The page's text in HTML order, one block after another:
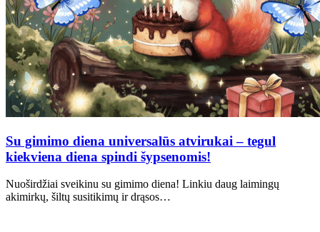
Su gimimo diena universalūs atvirukai – tegul
kiekviena diena spindi šypsenomis!
Nuoširdžiai sveikinu su gimimo diena! Linkiu daug laimingų
akimirkų, šiltų susitikimų ir drąsos…